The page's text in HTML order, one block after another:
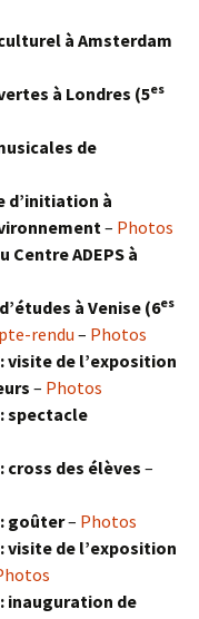
à Amsterdam
à Londres (5es
de
d’initiation à
– Photos
ADEPS à
à Venise (6es
rendu – Photos
visite de l’exposition
– Photos
spectacle
cross des élèves –
goûter– Photos
visite de l’exposition
inauguration de